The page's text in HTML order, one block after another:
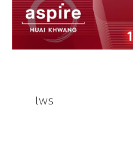
lws